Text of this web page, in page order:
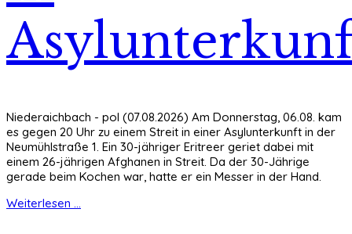
Niederaichbach - pol (07.08.2026) Am Donnerstag, 06.08. kam
es gegen 20 Uhr zu einem Streit in einer Asylunterkunft in der
Neumühlstraße 1. Ein 30-jähriger Eritreer geriet dabei mit
einem 26-jährigen Afghanen in Streit. Da der 30-Jährige
gerade beim Kochen war, hatte er ein Messer in der Hand.
Weiterlesen ...